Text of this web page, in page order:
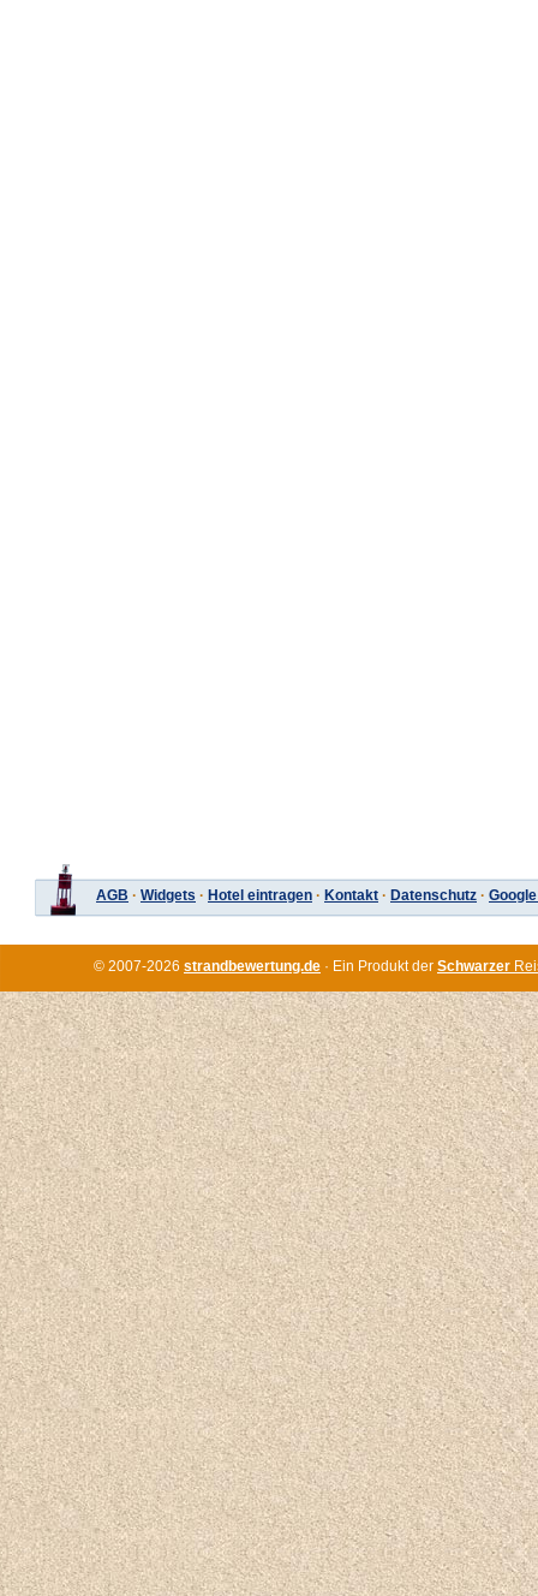
AGB · Widgets · Hotel eintragen · Kontakt · Datenschutz ·
© 2007-2026 strandbewertung.de · Ein Produkt der Schwarzer